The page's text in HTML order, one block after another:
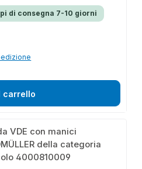
di consegna 7-10 giorni
carrello